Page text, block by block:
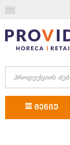
ᲛᲔᲜᲘᲣ